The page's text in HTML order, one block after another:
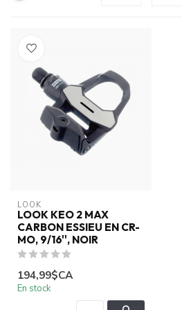
LOOK
LOOK KEO 2 MAX
CARBON ESSIEU EN CR-
MO, 9/16'', NOIR
194,99$CA
En stock